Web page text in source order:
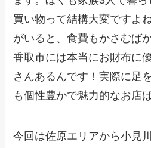
買い物って結構大変ですよ
がいると、食費もかさむば
香取市には本当にお財布に
さんあるんです！実際に足
も個性豊かで魅力的なお店
今回は佐原エリアから小見